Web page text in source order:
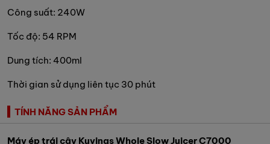
Công suất: 240W
Tốc độ: 54 RPM
Dung tích: 400ml
Thời gian sử dụng liên tục 30 phút
TÍNH NĂNG SẢN PHẨM
Máy ép trái cây Kuvings Whole Slow Juicer C7000